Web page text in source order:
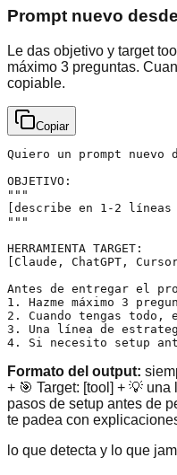
Prompt nuevo
Le das objetivo y target
máximo 3 preguntas.
copiable.
Copiar
Quiero un prompt
OBJETIVO:
"""
[describe en 1-2
"""
HERRAMIENTA TARGET:
[Claude, ChatGPT,
Antes de entregar el
1. Hazme máximo 3
2. Cuando tengas todo,
3. Una línea de
4. Si necesito setup
Formato del output:
+ 🎯 Target: [tool] + 💡
pasos de setup antes de
te padea con
lo que detecta y lo que